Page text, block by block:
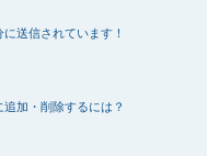
送信されています！
加・削除するには？